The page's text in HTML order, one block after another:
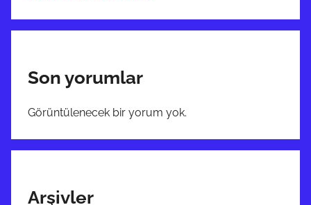
Son yorumlar
Görüntülenecek bir yorum yok.
Arşivler